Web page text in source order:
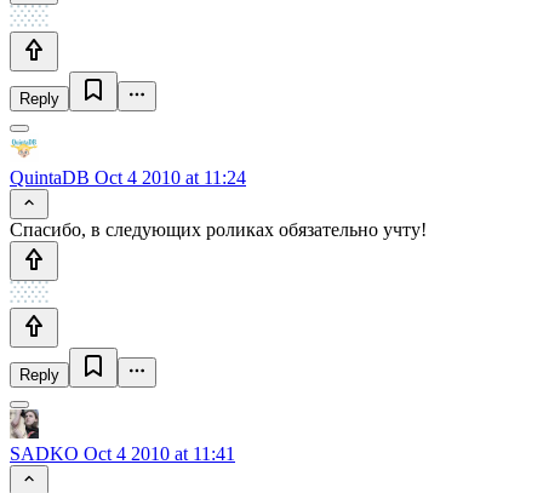
Reply
QuintaDB Oct 4 2010 at 11:24
Спасибо, в следующих роликах обязательно учту!
Reply
SADKO Oct 4 2010 at 11:41